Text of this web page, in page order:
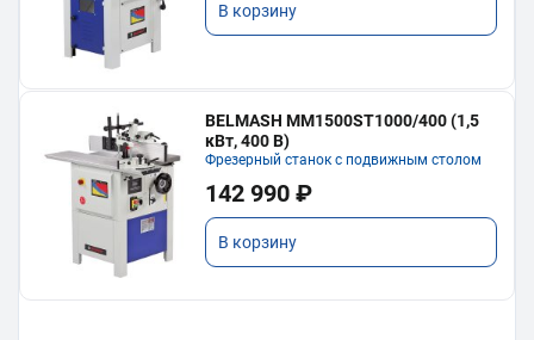
В корзину
BELMASH MM1500ST1000/400 (1,5
кВт, 400 В)
Фрезерный станок с подвижным столом
142 990 ₽
В корзину